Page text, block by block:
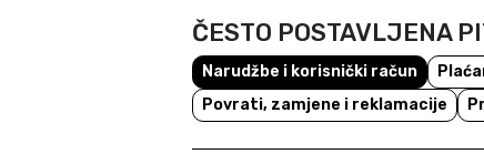
ČESTO POSTAVLJENA
Narudžbe i korisnički račun
Povrati, zamjene i reklamacije